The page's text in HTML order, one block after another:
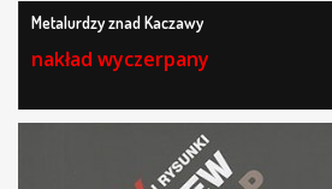
Metalurdzy znad Kaczawy
nakład wyczerpany